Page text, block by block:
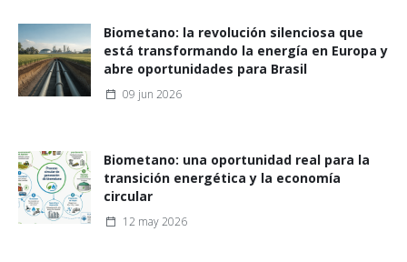
Biometano: la revolución silenciosa que
está transformando la energía en Europa y
abre oportunidades para Brasil
09 jun 2026
Biometano: una oportunidad real para la
transición energética y la economía
circular
12 may 2026